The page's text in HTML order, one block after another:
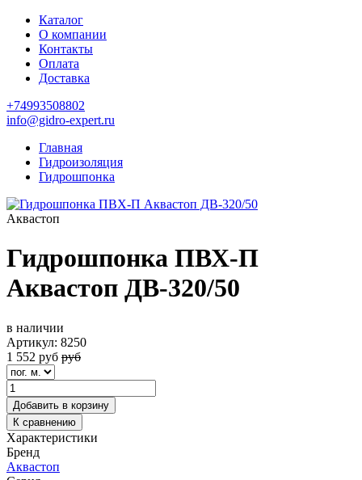
Каталог
О компании
Контакты
Оплата
Доставка
+74993508802
info@gidro-expert.ru
Главная
Гидроизоляция
Гидрошпонка
Аквастоп
Гидрошпонка ПВХ-П
Аквастоп ДВ-320/50
в наличии
Артикул: 8250
1 552 руб руб
Добавить в корзину
К сравнению
Характеристики
Бренд
Аквастоп